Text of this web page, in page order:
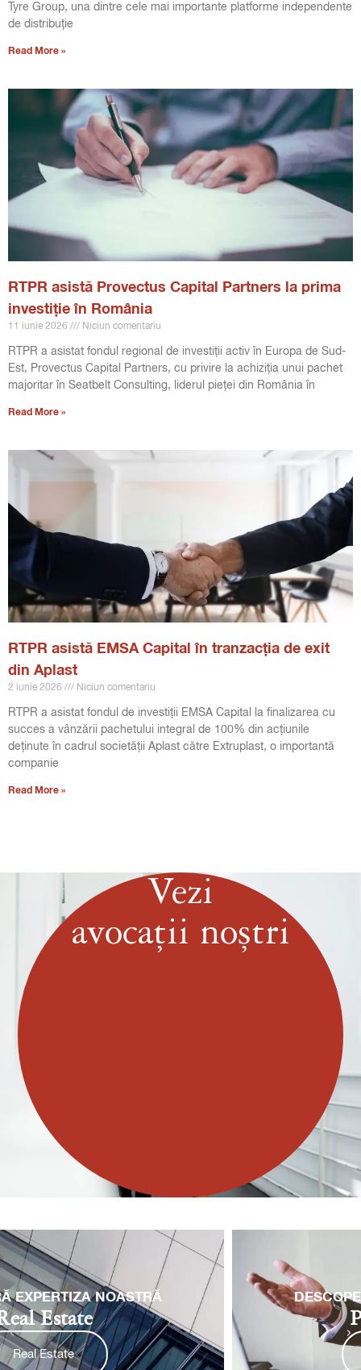
Tyre Group, una dintre cele mai importante platforme independente
de distribuție
Read More »
RTPR asistă Provectus Capital Partners la prima
investiție în România
11 iunie 2026 Niciun comentariu
RTPR a asistat fondul regional de investiții activ în Europa de Sud-
Est, Provectus Capital Partners, cu privire la achiziția unui pachet
majoritar în Seatbelt Consulting, liderul pieței din România în
Read More »
RTPR asistă EMSA Capital în tranzacția de exit
din Aplast
2 iunie 2026 Niciun comentariu
RTPR a asistat fondul de investiții EMSA Capital la finalizarea cu
succes a vânzării pachetului integral de 100% din acțiunile
deținute în cadrul societății Aplast către Extruplast, o importantă
companie
Read More »
Vezi
avocații noștri
DESCOPERĂ EXPERTIZA NOASTRĂ
Private Equity
Private Equity